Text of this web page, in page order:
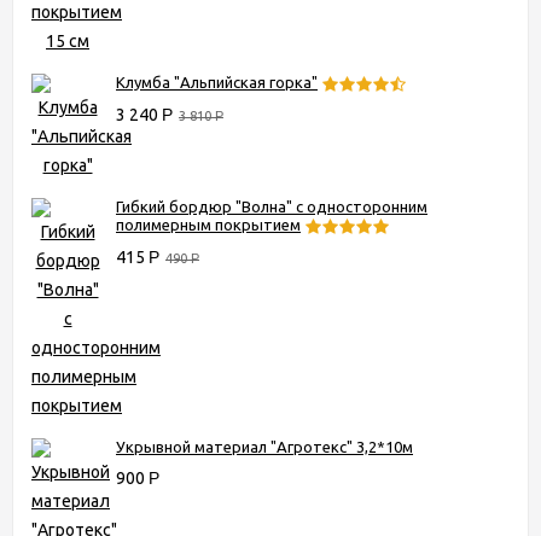
Клумба "Альпийская горка"
3 240 Р 3 810Р
Гибкий бордюр "Волна" с односторонним
полимерным покрытием
415 Р 490Р
Укрывной материал "Агротекс" 3,2*10м
900 Р